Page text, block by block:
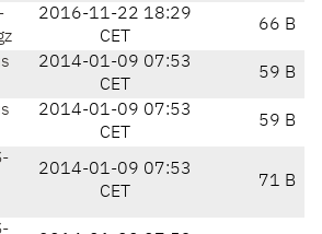
2016-11-22 18:29
CET
66 B
2014-01-09 07:53
CET
59 B
2014-01-09 07:53
CET
59 B
2014-01-09 07:53
CET
71 B